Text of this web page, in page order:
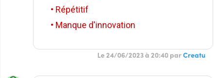
• Répétitif
• Manque d'innovation
Le 24/06/2023 à 20:40 parCreatu